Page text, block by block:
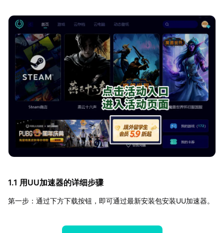
1.1 用UU加速器的详细步骤
第一步：通过下方下载按钮，即可通过最新安装包安装UU加速器。